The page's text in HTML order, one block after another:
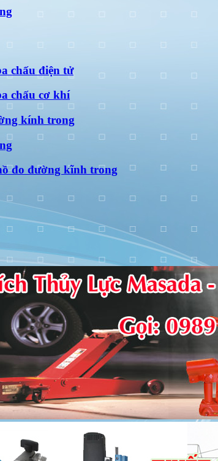
chấu điện tử
chấu cơ khí
kính trong
đo đường kĩnh trong